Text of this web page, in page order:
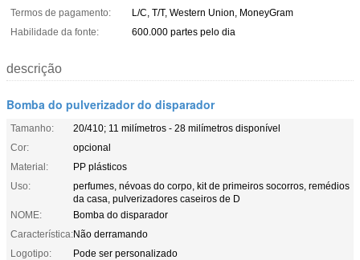
Termos de pagamento:
L/C, T/T, Western Union, MoneyGram
Habilidade da fonte:
600.000 partes pelo dia
descrição
Bomba do pulverizador do disparador
Tamanho:
20/410; 11 milímetros - 28 milímetros disponível
Cor:
opcional
Material:
PP plásticos
Uso:
perfumes, névoas do corpo, kit de primeiros socorros, remédios
da casa, pulverizadores caseiros de D
NOME:
Bomba do disparador
Característica:Não derramando
Logotipo:
Pode ser personalizado